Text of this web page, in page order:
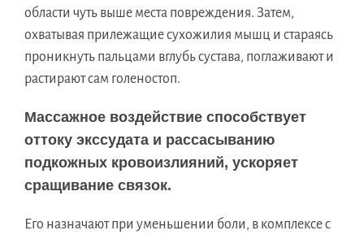
области чуть выше места повреждения. Затем,
охватывая прилежащие сухожилия мышц и стараясь
проникнуть пальцами вглубь сустава, поглаживают и
растирают сам голеностоп.
Массажное воздействие способствует
оттоку экссудата и рассасыванию
подкожных кровоизлияний, ускоряет
сращивание связок.
Его назначают при уменьшении боли, в комплексе с